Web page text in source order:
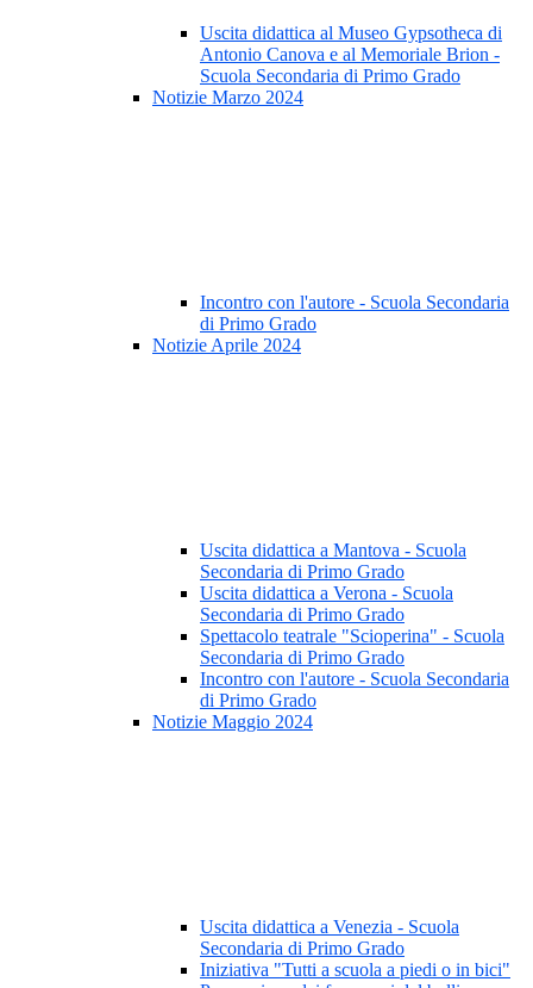
Uscita didattica al Museo Gypsotheca di
Antonio Canova e al Memoriale Brion -
Scuola Secondaria di Primo Grado
Notizie Marzo 2024
Incontro con l'autore - Scuola Secondaria
di Primo Grado
Notizie Aprile 2024
Uscita didattica a Mantova - Scuola
Secondaria di Primo Grado
Uscita didattica a Verona - Scuola
Secondaria di Primo Grado
Spettacolo teatrale "Scioperina" - Scuola
Secondaria di Primo Grado
Incontro con l'autore - Scuola Secondaria
di Primo Grado
Notizie Maggio 2024
Uscita didattica a Venezia - Scuola
Secondaria di Primo Grado
Iniziativa "Tutti a scuola a piedi o in bici"